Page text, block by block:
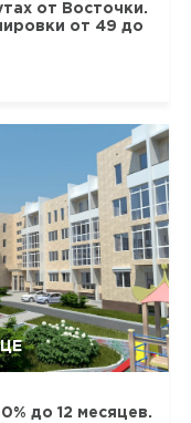
от Восточки.
от 49 до
до 12 месяцев.